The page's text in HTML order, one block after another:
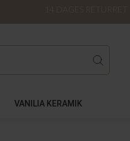
14 DAGES RETURRET
VANILIA KERAMIK